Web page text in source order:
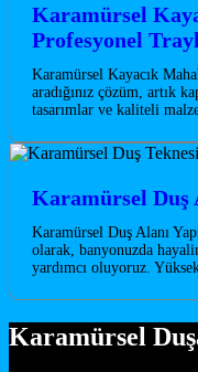
Karamürsel
Profesyonel
Karamürsel Kayacık
aradığınız çözüm, artık
tasarımlar ve kaliteli
Karamürsel Duş
Karamürsel Duş Alanı
olarak, banyonuzda
yardımcı oluyoruz.
Karamürsel